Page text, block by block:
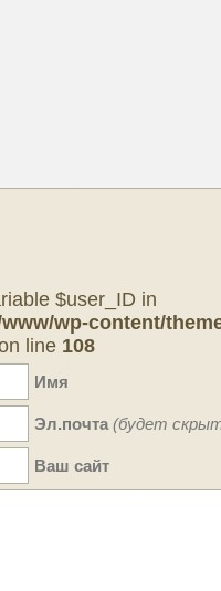
$user_ID in
wp-content/
line 108
Имя
Эл.почта (будет
Ваш сайт